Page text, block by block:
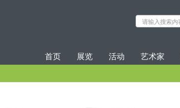
首页 展览 活动 艺术家